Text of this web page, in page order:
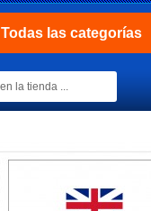
Todas las categorías